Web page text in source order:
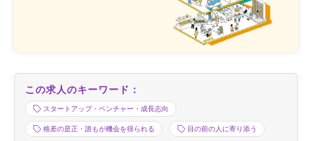
この求人のキーワード：
スタートアップ・ベンチャー・成長志向
格差の是正・誰もが機会を得られる 目の前の人に寄り添う